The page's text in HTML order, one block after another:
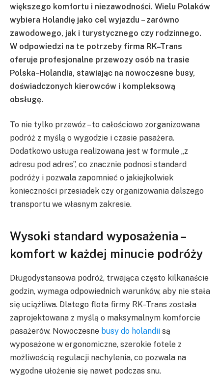
większego komfortu i niezawodności. Wielu Polaków
wybiera Holandię jako cel wyjazdu – zarówno
zawodowego, jak i turystycznego czy rodzinnego.
W odpowiedzi na te potrzeby firma RK–Trans
oferuje profesjonalne przewozy osób na trasie
Polska–Holandia, stawiając na nowoczesne busy,
doświadczonych kierowców i kompleksową
obsługę.
To nie tylko przewóz – to całościowo zorganizowana
podróż z myślą o wygodzie i czasie pasażera.
Dodatkowo usługa realizowana jest w formule „z
adresu pod adres”, co znacznie podnosi standard
podróży i pozwala zapomnieć o jakiejkolwiek
konieczności przesiadek czy organizowania dalszego
transportu we własnym zakresie.
Wysoki standard wyposażenia –
komfort w każdej minucie podróży
Długodystansowa podróż, trwająca często kilkanaście
godzin, wymaga odpowiednich warunków, aby nie stała
się uciążliwa. Dlatego flota firmy RK–Trans została
zaprojektowana z myślą o maksymalnym komforcie
pasażerów. Nowoczesne busy do holandii są
wyposażone w ergonomiczne, szerokie fotele z
możliwością regulacji nachylenia, co pozwala na
wygodne ułożenie się nawet podczas snu.